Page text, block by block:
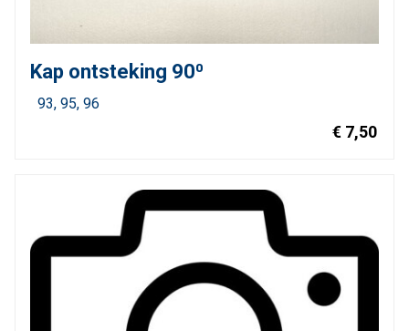
Kap ontsteking 90⁰
93 95 96
€ 7,50